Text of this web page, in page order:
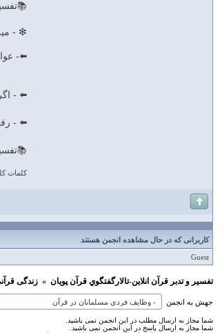
❇ -
⬅️-
⬅️ -
⬅️ -
كلمات
کاربرانی که در حال مشاهده انجمن هستند
Guest
تفسير و‌ تدبر قرآن انلاين-تالارگفتگوي قرآن پویان » زندگی
جهش به انجمن
شما مجاز به ارسال مطلب در این انجمن نمی باشید.
شما مجاز به ارسال پاسخ در این انجمن نمی باشید.